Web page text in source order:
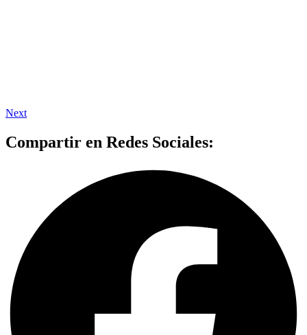
Next
Compartir en Redes Sociales: